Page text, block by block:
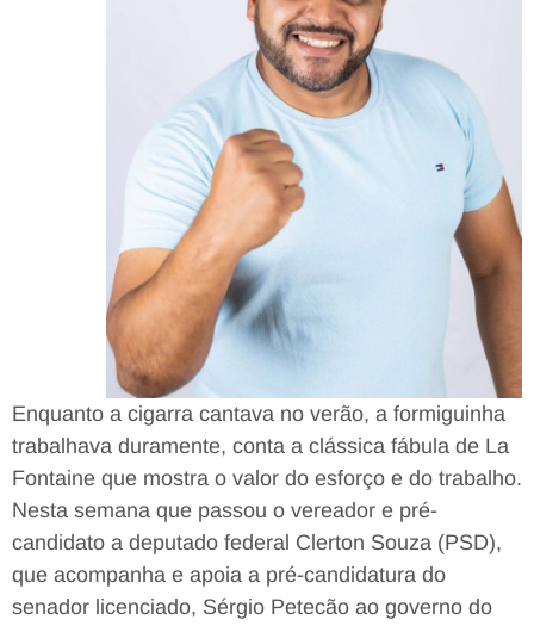
Enquanto a cigarra cantava no verão, a formiguinha
trabalhava duramente, conta a clássica fábula de La
Fontaine que mostra o valor do esforço e do trabalho.
Nesta semana que passou o vereador e pré-
candidato a deputado federal Clerton Souza (PSD),
que acompanha e apoia a pré-candidatura do
senador licenciado, Sérgio Petecão ao governo do